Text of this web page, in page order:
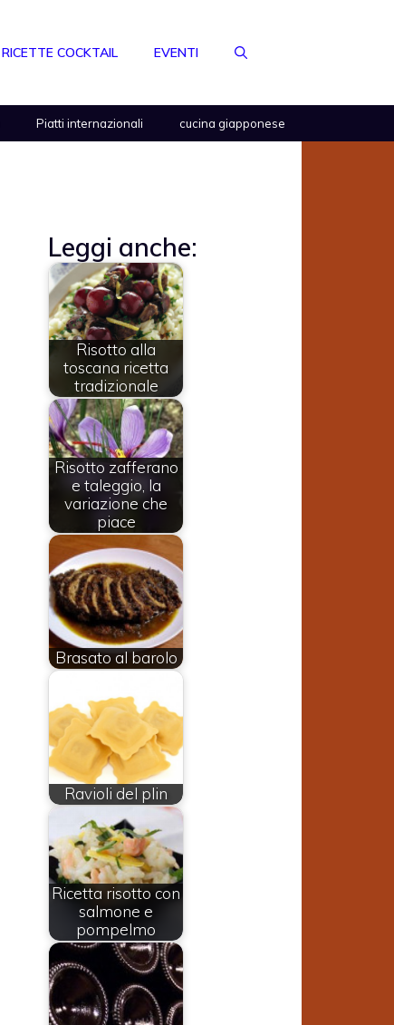
RICETTE COCKTAIL EVENTI
Piatti internazionali cucina giapponese
Leggi anche:
Risotto alla
toscana ricetta
tradizionale
Risotto zafferano
e taleggio, la
variazione che
piace
Brasato al barolo
Ravioli del plin
Ricetta risotto con
salmone e
pompelmo